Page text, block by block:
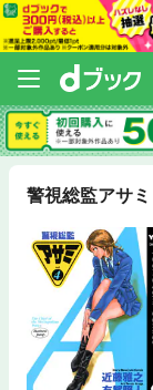
警視総監アサ